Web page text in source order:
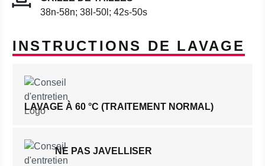
38n-58n; 38l-50l; 42s-50s
INSTRUCTIONS DE LAVAGE
LAVAGE À 60 °C (TRAITEMENT NORMAL)
NE PAS JAVELLISER